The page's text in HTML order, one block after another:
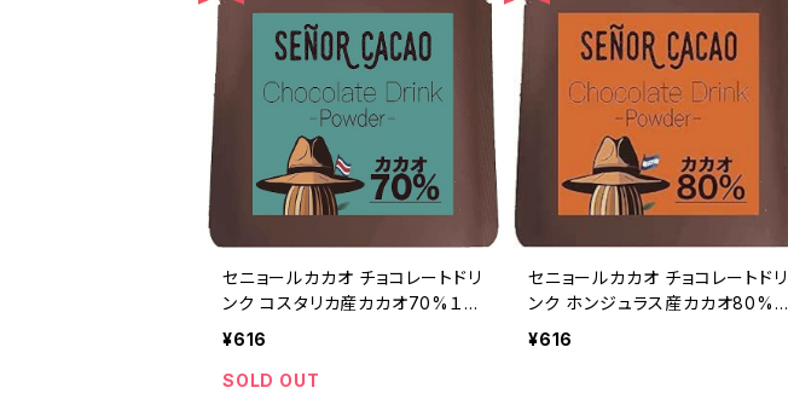
セニョールカカオ チョコレートドリ
ンク コスタリカ産カカオ70%１杯
分 粉末 非アルカリ処理 Señor C
¥616
SOLD OUT
セニョールカカオ チョコレートドリ
ンク ホンジュラス産カカオ80% 1
杯分 粉末 非アルカリ処理 Señor
¥616